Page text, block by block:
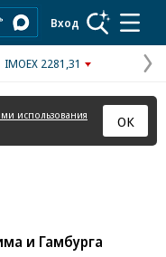
Вход
IMOEX 2281,31
использования
ОК
и Гамбурга